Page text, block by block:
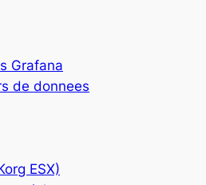
Grafana
de donnees
ESX)